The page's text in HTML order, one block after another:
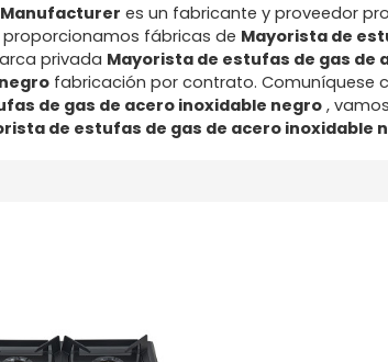
Manufacturer es un fabricante y proveedor
proporcionamos fábricas de Mayorista de
privada Mayorista de estufas de gas de
fabricación por contrato. Comuníquese
de gas de acero inoxidable negro,
de estufas de gas de acero inoxidable